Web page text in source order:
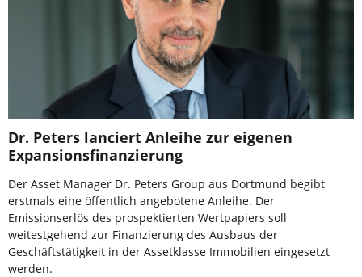
Dr. Peters lanciert Anleihe zur eigenen
Expansionsfinanzierung
Der Asset Manager Dr. Peters Group aus Dortmund begibt
erstmals eine öffentlich angebotene Anleihe. Der
Emissionserlös des prospektierten Wertpapiers soll
weitestgehend zur Finanzierung des Ausbaus der
Geschäftstätigkeit in der Assetklasse Immobilien eingesetzt
werden.